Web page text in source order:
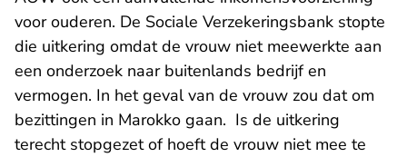
voor ouderen. De Sociale Verzekeringsbank stopte
die uitkering omdat de vrouw niet meewerkte aan
een onderzoek naar buitenlands bedrijf en
vermogen. In het geval van de vrouw zou dat om
bezittingen in Marokko gaan. Is de uitkering
terecht stopgezet of hoeft de vrouw niet mee te